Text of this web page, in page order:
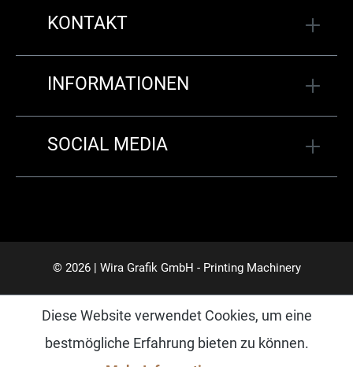
KONTAKT
INFORMATIONEN
SOCIAL MEDIA
© 2026 | Wira Grafik GmbH - Printing Machinery
Diese Website verwendet Cookies, um eine
bestmögliche Erfahrung bieten zu können.